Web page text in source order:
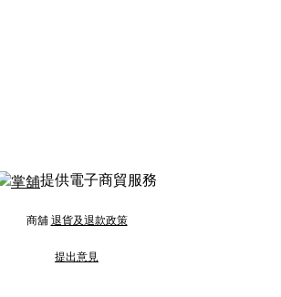
提供電子商貿服務
商舖 退貨及退款政策
提出意見